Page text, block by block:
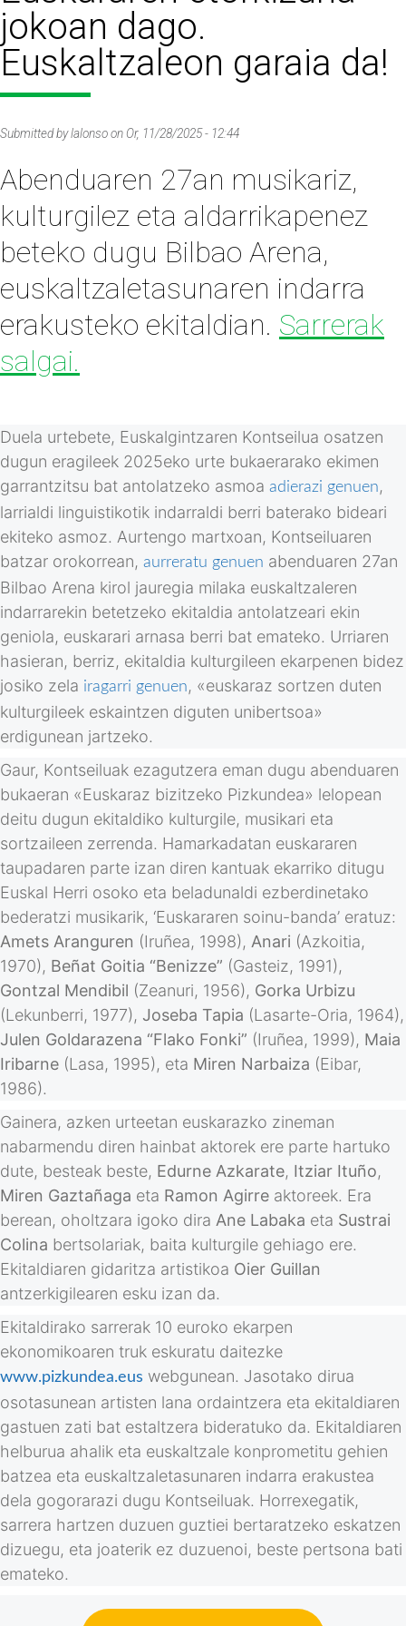
jokoan dago.
Euskaltzaleon garaia da!
Submitted bylalonsoon Or, 11/28/2025 - 12:44
Abenduaren 27an musikariz,
kulturgilez eta aldarrikapenez
beteko dugu Bilbao Arena,
euskaltzaletasunaren indarra
erakusteko ekitaldian. Sarrerak
salgai.
Duela urtebete, Euskalgintzaren Kontseilua osatzen
dugun eragileek 2025eko urte bukaerarako ekimen
garrantzitsu bat antolatzeko asmoa adierazi genuen,
larrialdi linguistikotik indarraldi berri baterako bideari
ekiteko asmoz. Aurtengo martxoan, Kontseiluaren
batzar orokorrean, aurreratu genuen abenduaren 27an
Bilbao Arena kirol jauregia milaka euskaltzaleren
indarrarekin betetzeko ekitaldia antolatzeari ekin
geniola, euskarari arnasa berri bat emateko. Urriaren
hasieran, berriz, ekitaldia kulturgileen ekarpenen bidez
josiko zela iragarri genuen, «euskaraz sortzen duten
kulturgileek eskaintzen diguten unibertsoa»
erdigunean jartzeko.
Gaur, Kontseiluak ezagutzera eman dugu abenduaren
bukaeran «Euskaraz bizitzeko Pizkundea» lelopean
deitu dugun ekitaldiko kulturgile, musikari eta
sortzaileen zerrenda. Hamarkadatan euskararen
taupadaren parte izan diren kantuak ekarriko ditugu
Euskal Herri osoko eta beladunaldi ezberdinetako
bederatzi musikarik, ‘Euskararen soinu-banda’ eratuz:
Amets Aranguren (Iruñea, 1998), Anari (Azkoitia,
1970), Beñat Goitia “Benizze” (Gasteiz, 1991),
Gontzal Mendibil (Zeanuri, 1956), Gorka Urbizu
(Lekunberri, 1977), Joseba Tapia (Lasarte-Oria, 1964),
Julen Goldarazena “Flako Fonki” (Iruñea, 1999), Maia
Iribarne (Lasa, 1995), eta Miren Narbaiza (Eibar,
1986).
Gainera, azken urteetan euskarazko zineman
nabarmendu diren hainbat aktorek ere parte hartuko
dute, besteak beste, Edurne Azkarate, Itziar Ituño,
Miren Gaztañaga eta Ramon Agirre aktoreek. Era
berean, oholtzara igoko dira Ane Labaka eta Sustrai
Colina bertsolariak, baita kulturgile gehiago ere.
Ekitaldiaren gidaritza artistikoa Oier Guillan
antzerkigilearen esku izan da.
Ekitaldirako sarrerak 10 euroko ekarpen
ekonomikoaren truk eskuratu daitezke
www.pizkundea.eus webgunean. Jasotako dirua
osotasunean artisten lana ordaintzera eta ekitaldiaren
gastuen zati bat estaltzera bideratuko da. Ekitaldiaren
helburua ahalik eta euskaltzale konprometitu gehien
batzea eta euskaltzaletasunaren indarra erakustea
dela gogorarazi dugu Kontseiluak. Horrexegatik,
sarrera hartzen duzuen guztiei bertaratzeko eskatzen
dizuegu, eta joaterik ez duzuenoi, beste pertsona bati
emateko.